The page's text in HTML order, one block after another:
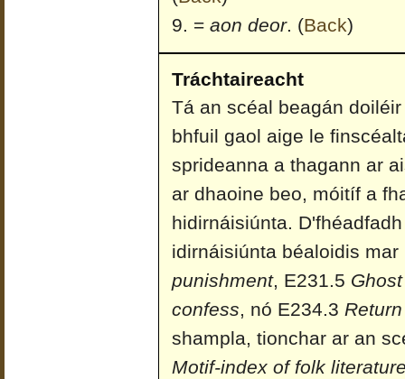
= aon deor. (Back)
Tráchtaireacht
Tá an scéal beagán
bhfuil gaol aige le
sprideanna a thagann ar
ar dhaoine beo, móitíf a
hidirnáisiúnta.
idirnáisiúnta béaloidis
punishment, E231.5
confess, nó E234.3
shampla, tionchar ar an
Motif-index of folk